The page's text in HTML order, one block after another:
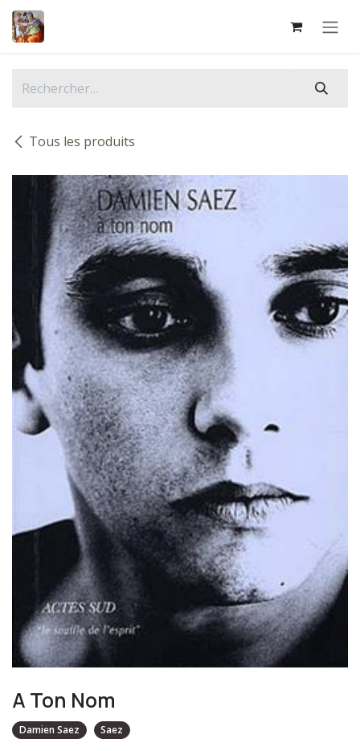
Se rendre au contenu
Tous les produits
A Ton Nom
Damien Saez Saez